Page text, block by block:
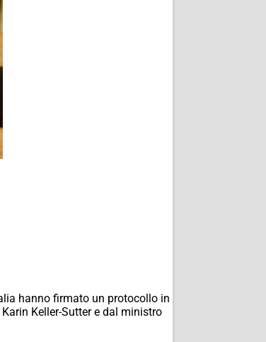
hanno firmato un protocollo in
Keller-Sutter e dal ministro